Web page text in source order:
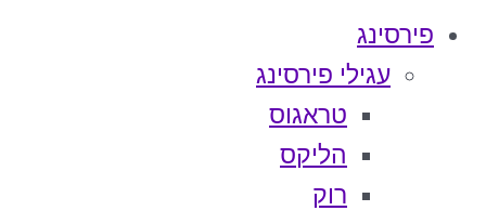
פירסינג
עגילי פירסינג
טראגוס
הליקס
רוק